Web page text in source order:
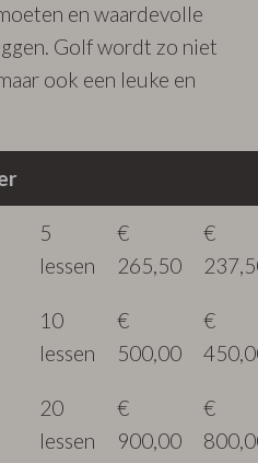
en waardevolle
Golf wordt zo niet
ook een leuke en
5
lessen
€
265,50
€
10
lessen
€
500,00
€
20
lessen
€
900,00
€